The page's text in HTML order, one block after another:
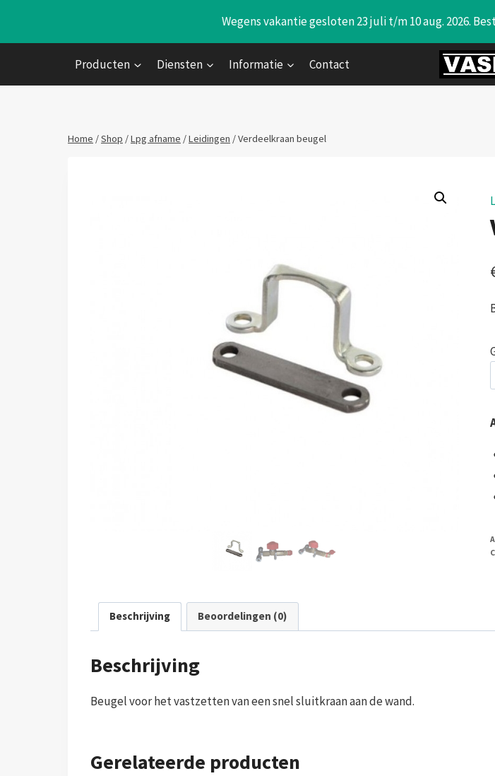
inhoud
Wegens vakantie gesloten 23 juli t/m 10 aug. 2026.
Producten Diensten Informatie Contact
Home /Shop /Lpg afname /Leidingen /Verdeelkraan beugel
Beschrijving Beoordelingen (0)
Beschrijving
Beugel voor het vastzetten van een snel sluitkraan aan de wand.
Gerelateerde producten